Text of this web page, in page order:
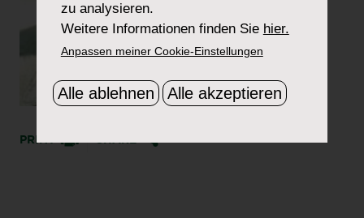
PRINT
zu analysieren.
Weitere Informationen finden Sie hier.
Anpassen meiner Cookie-Einstellungen
Alle ablehnen Alle akzeptieren